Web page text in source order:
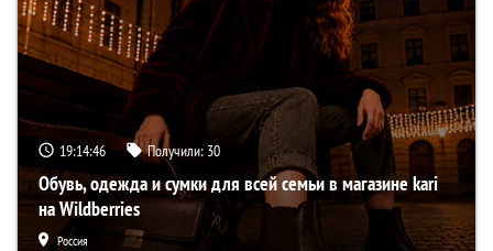
19:14:45 Получили: 30
Обувь, одежда и сумки для всей семьи в магазине kari
на Wildberries
Россия